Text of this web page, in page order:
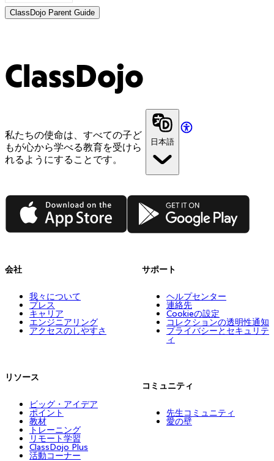
ClassDojo Parent Guide
ClassDojo
私たちの使命は、すべての子ど
もが心から学べる教育を受けら
れるようにすることです。
日本語
App Store Google Play
会社
我々について
プレス
キャリア
エンジニアリング
アクセスのしやすさ
リソース
ビッグ・アイデア
ポイント
教材
トレーニング
リモート学習
ClassDojo Plus
活動コーナー
サポート
ヘルプセンター
連絡先
Cookieの設定
コレクションの透明性通知
プライバシーとセキュリテ
ィ
コミュニティ
先生コミュニティ
愛の壁